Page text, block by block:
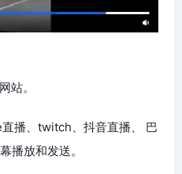
站。
播、twitch、抖音直播、 巴
播放和发送。